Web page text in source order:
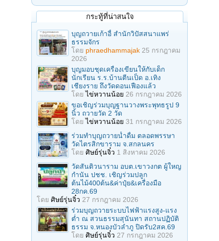
กระทู้ที่น่าสนใจ
บุญถวายเก้าอี้ สำนักวิปัสสนาแพร่
ธรรมจักร
โดย phraedhammajak 25 กรกฎาคม
2026
บุญมอบชุดเครื่องเขียนให้กับเด็ก
นักเรียน ร.ร.บ้านตีนเป็ด อ.เทิง
เชียงราย ถึงวัดดอนเฟืองแล้ว
โดยไข่หวานน้อย 26 กรกฎาคม 2026
ขอเชิญร่วมบุญฐานวางพระพุทธรูป 9
นิ้ว ถวายวัด 2 วัด
โดยไข่หวานน้อย 31 กรกฎาคม 2026
ร่วมทําบุญถวายน้ำดื่ม ตลอดพรรษา
วัดไตรสิกขาราม จ.สกลนคร
โดย ศิษย์รุ่นจิ๋ว 1 สิงหาคม 2026
วัดสันติวนาราม อบต.เขาวงกต ผู้ใหญ
กํานัน ปชช. เชิญร่วมปลูก
ต้นไม้400ต้น&ค่าปุ๋ย&เครื่องมือ
28กค.69
โดย ศิษย์รุ่นจิ๋ว 27 กรกฎาคม 2026
ร่วมบุญถวายระบบไฟฟ้าแรงสูง-แรง
ต่ำ ณ สวนธรรมสุนันทา สถานปฏิบัติ
ธรรม จ.หนองบัวลำภู ปิดรับ2สค.69
โดย ศิษย์รุ่นจิ๋ว 27 กรกฎาคม 2026